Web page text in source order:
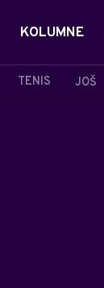
TENIS JOŠ
KOLUMNE